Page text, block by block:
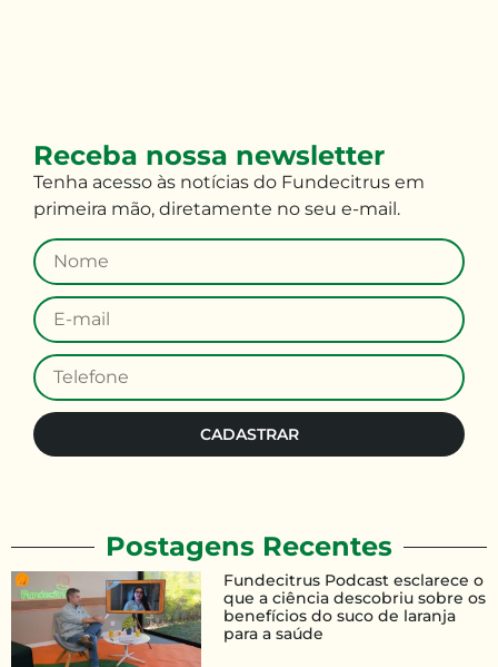
Fundecitrus Podcast esclarece o
que a ciência descobriu sobre os
benefícios do suco de laranja
para a saúde
Postagens Recentes
Receba nossa newsletter
Tenha acesso às notícias do Fundecitrus em
primeira mão, diretamente no seu e-mail.
CADASTRAR